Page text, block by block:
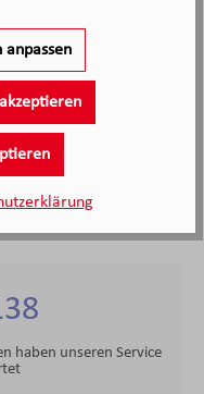
-€
haben unseren Service
anpassen